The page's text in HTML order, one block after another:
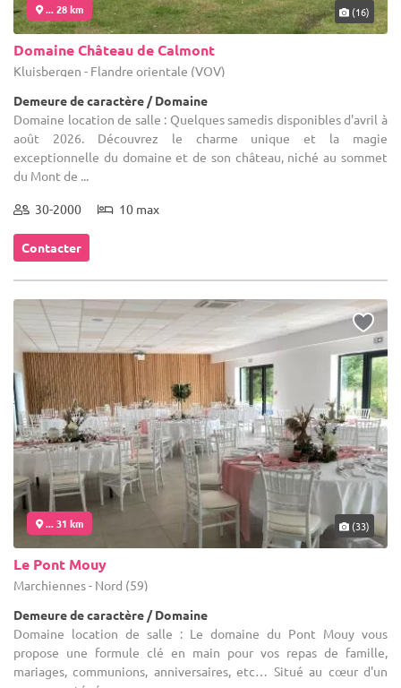
... 28 km (16)
Domaine Château de Calmont
Kluisbergen - Flandre orientale (VOV)
Demeure de caractère / Domaine
Domaine location de salle : Quelques samedis disponibles d'avril à
août 2026. Découvrez le charme unique et la magie
exceptionnelle du domaine et de son château, niché au sommet
du Mont de ...
30-2000 10 max
Contacter
... 31 km (33)
Le Pont Mouy
Marchiennes - Nord (59)
Demeure de caractère / Domaine
Domaine location de salle : Le domaine du Pont Mouy vous
propose une formule clé en main pour vos repas de famille,
mariages, communions, anniversaires, etc… Situé au cœur d'un